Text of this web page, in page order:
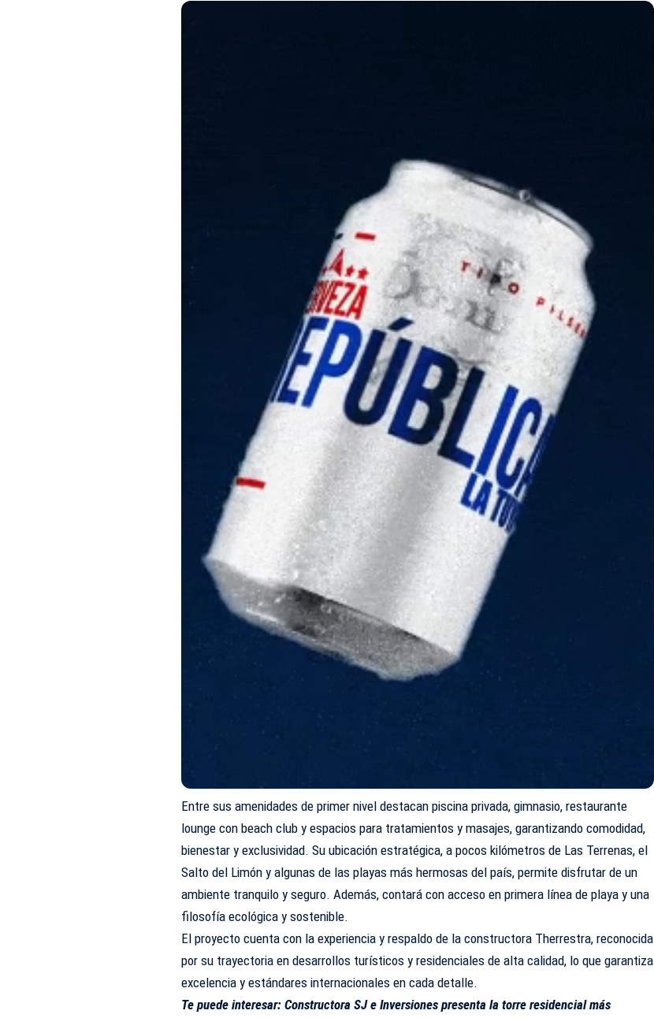
Entre sus amenidades de primer nivel destacan piscina privada, gimnasio, restaurante
lounge con beach club y espacios para tratamientos y masajes, garantizando comodidad,
bienestar y exclusividad. Su ubicación estratégica, a pocos kilómetros de Las Terrenas, el
Salto del Limón y algunas de las playas más hermosas del país, permite disfrutar de un
ambiente tranquilo y seguro. Además, contará con acceso en primera línea de playa y una
filosofía ecológica y sostenible.
El proyecto cuenta con la experiencia y respaldo de la constructora Therrestra, reconocida
por su trayectoria en desarrollos turísticos y residenciales de alta calidad, lo que garantiza
excelencia y estándares internacionales en cada detalle.
Te puede interesar:Constructora SJ e Inversiones presenta la torre residencial más